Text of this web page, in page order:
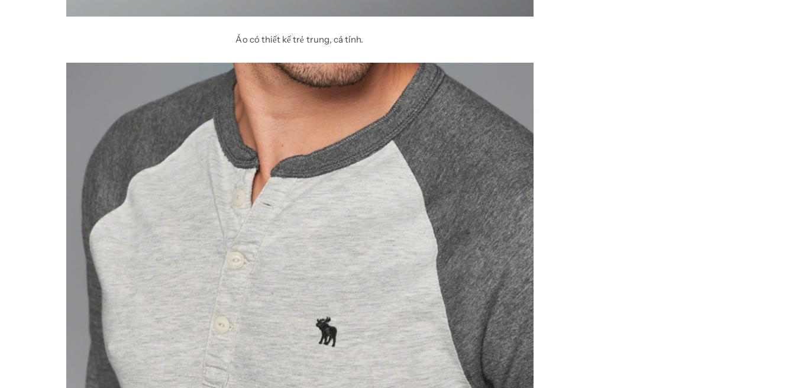
Áo có thiết kế trẻ trung, cá tính.